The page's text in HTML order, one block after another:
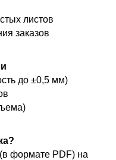
листов
заказов
до ±0,5 мм)
формате PDF) на